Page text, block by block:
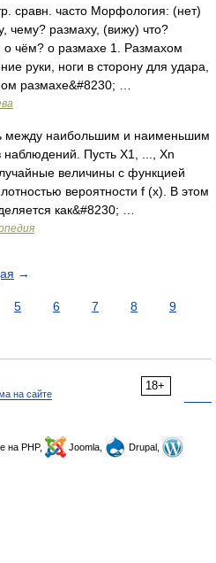
сравн. часто Морфология: (нет)
чему? размаху, (вижу) что?
чём? о размахе 1. Размахом
руки, ноги в сторону для удара,
размахе&#8230; …
наибольшим и наименьшим
наблюдений. Пусть X1, ..., Xn
величины с функцией
вероятности f (x). В этом
как&#8230; …
→
5 6 7 8
9
18+
на сайте
на PHP, Joomla,
Drupal,